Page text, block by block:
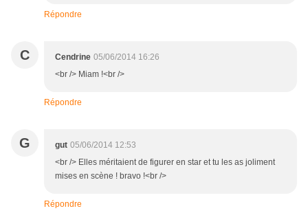
Répondre
C Cendrine 05/06/2014 16:26
<br /> Miam !<br />
Répondre
G gut 05/06/2014 12:53
<br /> Elles méritaient de figurer en star et tu les as joliment
mises en scène ! bravo !<br />
Répondre